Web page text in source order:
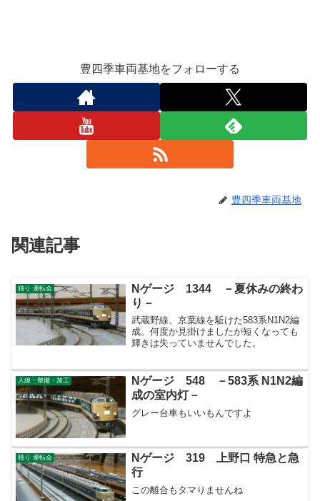
豊四季車両基地をフォローする
豊四季車両基地
関連記事
独り 運転会
Nゲージ 1344 －夏休みの終わ
り－
武蔵野線、京葉線を駈けた583系N1N2編
成。何度か見掛けましたが短くなっても
輝きは失っていませんでした。
入線・整備・加工
Nゲージ 548 －583系 N1N2編
成の室内灯－
グレー台車もいいもんですよ
独り 運転会
Nゲージ 319 上野口 特急と急
行
この離合もタマりませんね